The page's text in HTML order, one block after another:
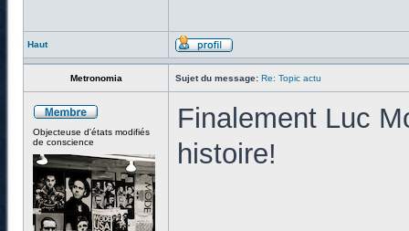
Haut
Metronomia Sujet du message: Re: Topic actu
Objecteuse d'états modifiés
de conscience
Finalement Luc
histoire!